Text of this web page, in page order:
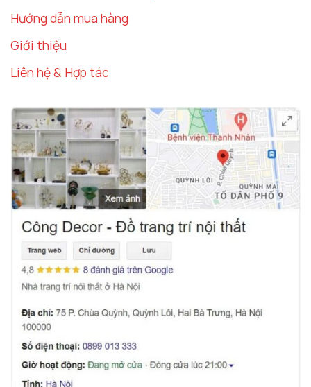
Tượng cô gái múa ballet cầm đèn chất liệu cao cấp
Ứng Dụng Của Tượng Đèn Cô Gái Múa
Ballet Trong Trang Trí Nội Thất
Phòng Khách – Trái Tim Của Ngôi Nhà
Phòng khách là nơi thể hiện phong cách và cá tính
của gia chủ.
sẽ là điểm nhấn hoàn hảo cho không gian này.
Hướng dẫn mua hàng
Giới thiệu
Liên hệ & Hợp tác